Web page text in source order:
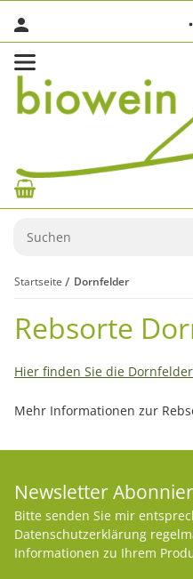
Startseite Dornfelder
Rebsorte
Hier finden Sie die
Mehr Informationen zur
Newsletter
Bitte senden Sie mir
Datenschutzerklärung
Informationen zu Ihrem